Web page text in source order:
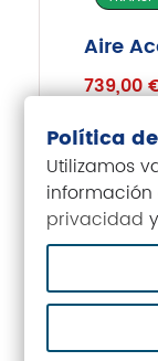
Aire
739,00
Aire
12
Política
Utilizamos
información
privacidad